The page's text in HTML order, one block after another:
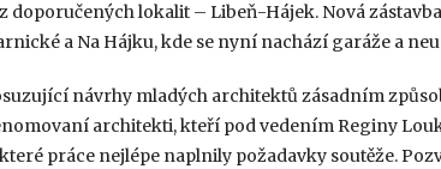
doporučených lokalit – Libeň-Hájek. Nová
a Na Hájku, kde se nyní nachází garáže a
návrhy mladých architektů zásadním
architekti, kteří pod vedením Reginy
práce nejlépe naplnily požadavky soutěže.